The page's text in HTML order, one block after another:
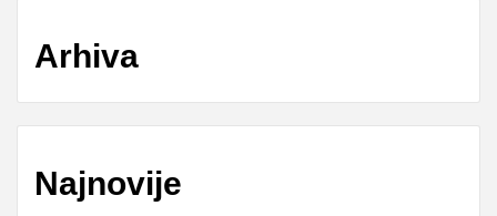
Arhiva
Najnovije